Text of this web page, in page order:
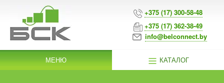
+375 (17) 300-58-48
+375 (17) 362-38-49
info@belconnect.by
МЕНЮ КАТАЛОГ